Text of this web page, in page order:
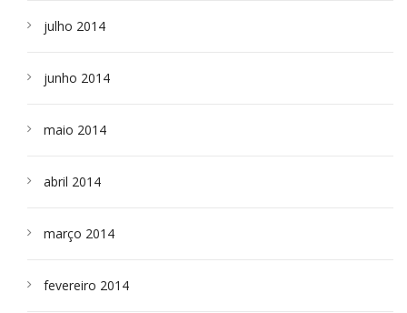
julho 2014
junho 2014
maio 2014
abril 2014
março 2014
fevereiro 2014